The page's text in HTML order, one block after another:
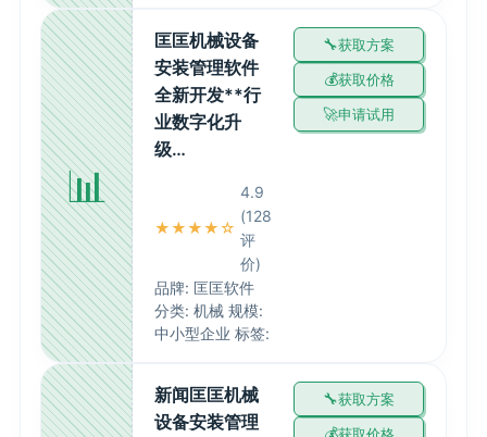
📊
匡匡机械设备
安装管理软件
全新开发**行
业数字化升
级…
★★★★☆
4.9
(128
评
价)
品牌: 匡匡软件
分类: 机械 规模:
中小型企业 标签:
获取方案
获取价格
申请试用
新闻匡匡机械
设备安装管理
获取方案